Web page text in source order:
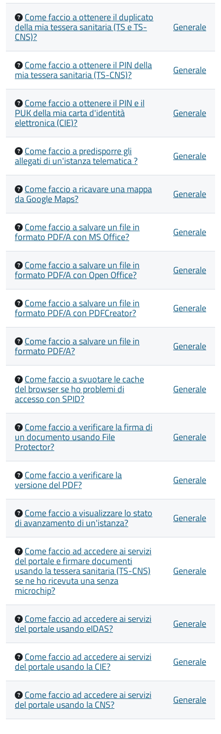
Come faccio a ottenere il duplicato
della mia tessera sanitaria (TS e TS-
CNS)?
Generale
Come faccio a ottenere il PIN della
mia tessera sanitaria (TS-CNS)? Generale
Come faccio a ottenere il PIN e il
PUK della mia carta d'identità
elettronica (CIE)?
Generale
Come faccio a predisporre gli
allegati di un'istanza telematica ? Generale
Come faccio a ricavare una mappa
da Google Maps? Generale
Come faccio a salvare un file in
formato PDF/A con MS Office? Generale
Come faccio a salvare un file in
formato PDF/A con Open Office? Generale
Come faccio a salvare un file in
formato PDF/A con PDFCreator? Generale
Come faccio a salvare un file in
formato PDF/A? Generale
Come faccio a svuotare le cache
del browser se ho problemi di
accesso con SPID?
Generale
Come faccio a verificare la firma di
un documento usando File
Protector?
Generale
Come faccio a verificare la
versione del PDF? Generale
Come faccio a visualizzare lo stato
di avanzamento di un'istanza? Generale
Come faccio ad accedere ai servizi
del portale e firmare documenti
usando la tessera sanitaria (TS-CNS)
se ne ho ricevuta una senza
microchip?
Generale
Come faccio ad accedere ai servizi
del portale usando eIDAS? Generale
Come faccio ad accedere ai servizi
del portale usando la CIE? Generale
Come faccio ad accedere ai servizi
del portale usando la CNS? Generale